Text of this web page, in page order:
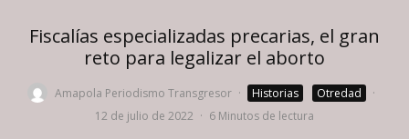
Fiscalías especializadas precarias, el gran
reto para legalizar el aborto
Amapola Periodismo Transgresor · Historias Otredad
·
12 de julio de 2022 · 6 Minutos de lectura